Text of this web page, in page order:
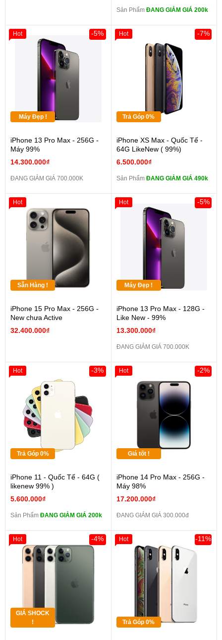
Sản Phẩm ĐANG GIẢM GIÁ 200k
Máy Đẹp !
iPhone 13 Pro Max - 256G -
Máy 99%
14.300.000₫
-5%
ĐANG GIẢM GIÁ 700.000K
Hot
Trả Góp 0%
iPhone XS Max - Quốc Tế -
64G LikeNew ( 99%)
6.500.000₫
-7%
Sản Phẩm ĐANG GIẢM GIÁ 490k
Hot
Sẵn Hàng !
iPhone 15 Pro Max - 256G -
New chưa Active
32.400.000₫
Hot
Máy Đẹp !
iPhone 13 Pro Max - 128G -
Like New - 99%
13.300.000₫
-5%
ĐANG GIẢM GIÁ 700.000K
Hot
Trả Góp 0%
iPhone 11 - Quốc Tế - 64G (
likenew 99% )
5.600.000₫
-3%
Sản Phẩm ĐANG GIẢM GIÁ 200k
Hot
Giá tốt !
iPhone 14 Pro Max - 256G -
Máy 98%
17.200.000₫
-2%
ĐANG GIẢM GIÁ 300.000đ
Hot
GIÁ SHOCK
!
-4%
Hot
Trả Góp 0%
-11%
Hot